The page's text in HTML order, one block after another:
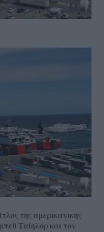
της αμερικανικής
Ταίηλορ και τον